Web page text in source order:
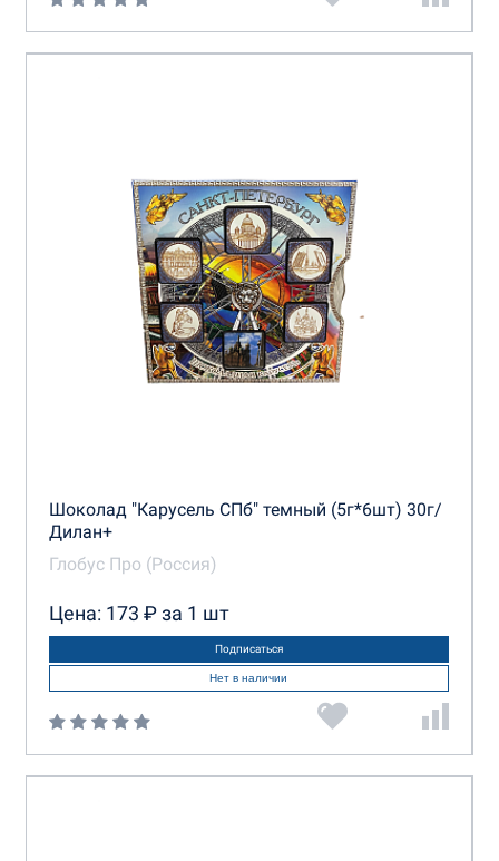
Шоколад "Карусель СПб" темный (5г*6шт) 30г/
Дилан+
Глобус Про (Россия)
Цена: 173 ₽ за 1 шт
Подписаться
Нет в наличии